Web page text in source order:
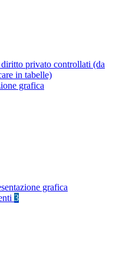
privato controllati (da
in tabelle)
grafica
grafica
3